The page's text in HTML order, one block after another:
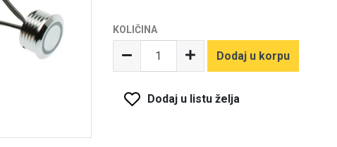
KOLIČINA
Dodaj u korpu
Dodaj u listu želja